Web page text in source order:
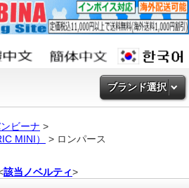
ブランド選択
ビーナ >
MINI）
> ロンパース
該当ノベルティ>